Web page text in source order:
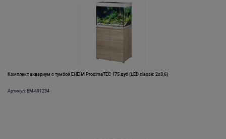
Комплект аквариум с тумбой EHEIM ProximaTEC 175 дуб (LED classic 2x8,6)
Артикул: EM-491234